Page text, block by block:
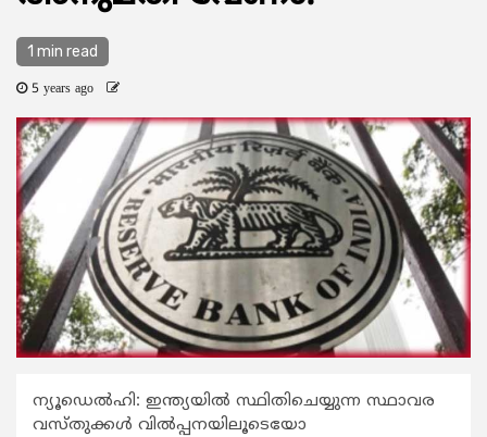
1 min read
5 years ago
ന്യൂഡെല്‍ഹി: ഇന്ത്യയില്‍ സ്ഥിതിചെയ്യുന്ന സ്ഥാവര
വസ്തുക്കള്‍ വില്‍പ്പനയിലൂടെയോ